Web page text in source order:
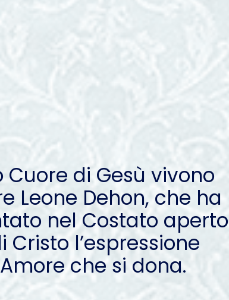
di Gesù vivono
Leone Dehon, che ha
nel Costato aperto
l’espressione
che si dona.